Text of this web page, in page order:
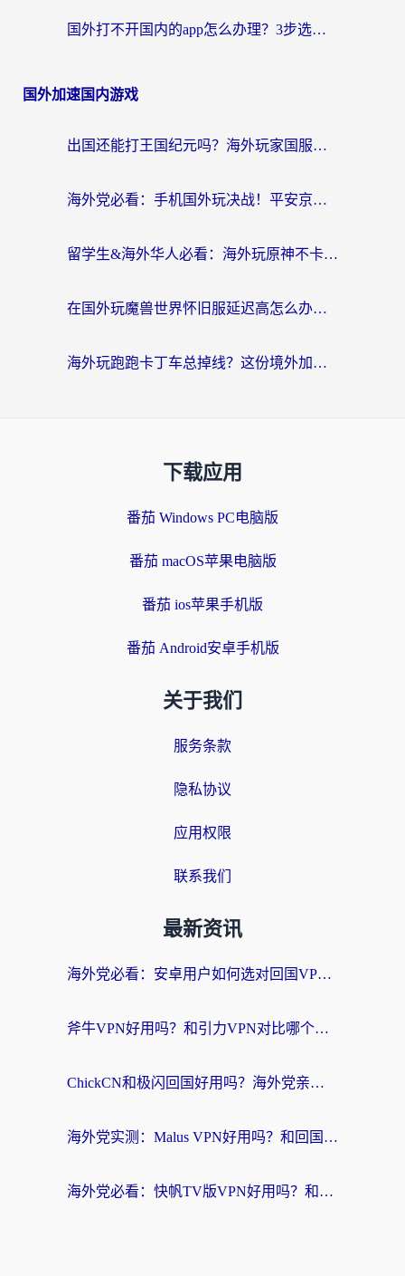
国外打不开国内的app怎么办理？3步选对加速器，刷剧办业务都不愁
国外加速国内游戏
出国还能打王国纪元吗？海外玩家国服游戏畅玩终极指南
海外党必看：手机国外玩决战！平安京加速器推荐——解决延迟卡顿的终极方案
留学生&海外华人必看：海外玩原神不卡顿的秘密——原神加速器选择与使用全攻略
在国外玩魔兽世界怀旧服延迟高怎么办？老玩家亲测有效的加速器选择指南
海外玩跑跑卡丁车总掉线？这份境外加速指南帮你零延迟漂移！
下载应用
番茄 Windows PC电脑版
番茄 macOS苹果电脑版
番茄 ios苹果手机版
番茄 Android安卓手机版
关于我们
服务条款
隐私协议
应用权限
联系我们
最新资讯
海外党必看：安卓用户如何选对回国VPN？从踩坑到无缝访问的全攻略
斧牛VPN好用吗？和引力VPN对比哪个回国效果更好？海外党亲测3款加速器+避坑指南
ChickCN和极闪回国好用吗？海外党亲测3款加速器，教你选对不踩坑
海外党实测：Malus VPN好用吗？和回国VPN对比哪个回国效果更好？附真实体验与加速器推荐
海外党必看：快帆TV版VPN好用吗？和豌豆IP VPN对比哪个回国效果更好？附真实体验与选择指南